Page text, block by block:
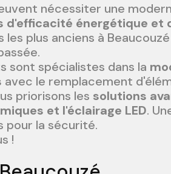
nécessiter une
d'efficacité énergétique et
plus anciens à
sont spécialistes dans la
avec le remplacement
priorisons les solutions
et l'éclairage LED.
la sécurité.
!